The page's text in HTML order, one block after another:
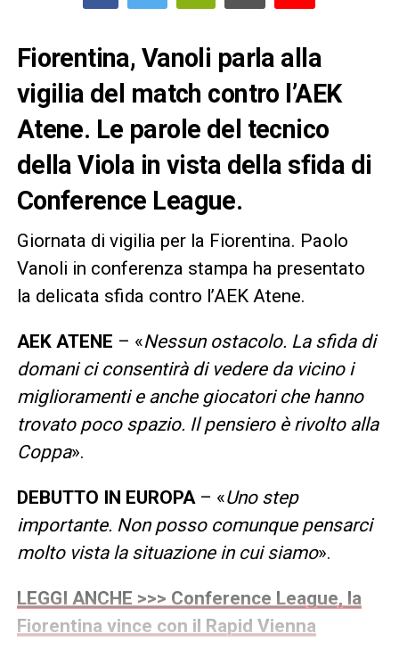
Fiorentina, Vanoli parla alla
vigilia del match contro l’AEK
Atene. Le parole del tecnico
della Viola in vista della sfida di
Conference League.
Giornata di vigilia per la Fiorentina. Paolo
Vanoli in conferenza stampa ha presentato
la delicata sfida contro l’AEK Atene.
AEK ATENE – «Nessun ostacolo. La sfida di
domani ci consentirà di vedere da vicino i
miglioramenti e anche giocatori che hanno
trovato poco spazio. Il pensiero è rivolto alla
Coppa».
DEBUTTO IN EUROPA– «Uno step
importante. Non posso comunque pensarci
molto vista la situazione in cui siamo».
LEGGI ANCHE >>> Conference League, la
Fiorentina vince con il Rapid Vienna